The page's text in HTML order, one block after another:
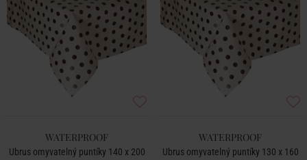
WATERPROOF
Ubrus omyvatelný puntíky 140 x 200
WATERPROOF
Ubrus omyvatelný puntíky 130 x 160